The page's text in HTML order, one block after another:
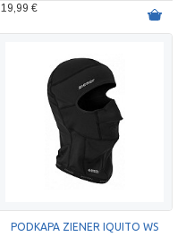
19,99 €
PODKAPA ZIENER IQUITO WS